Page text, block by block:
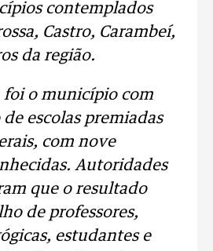
contemplados
Castro, Carambeí,
da região.
foi o município com
escolas premiadas
com nove
Autoridades
que o resultado
de professores,
estudantes e